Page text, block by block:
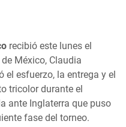
recibió este lunes el
México, Claudia
el esfuerzo, la entrega y el
tricolor durante el
ante Inglaterra que puso
fase del torneo.